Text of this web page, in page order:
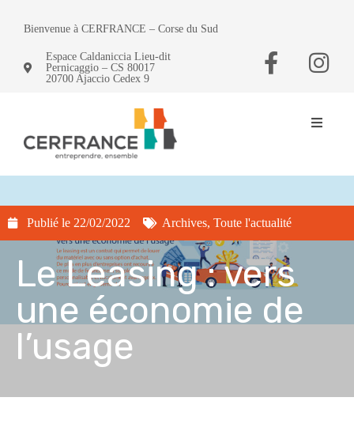
Bienvenue à CERFRANCE – Corse du Sud
Espace Caldaniccia Lieu-dit
Pernicaggio – CS 80017
20700 Ajaccio Cedex 9
Publié le 22/02/2022 Archives, Toute l'actualité
Le Leasing : vers
une économie de
l’usage